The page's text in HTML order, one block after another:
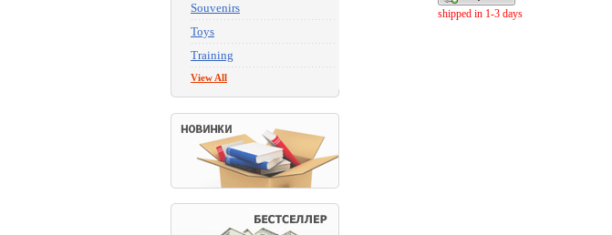
Souvenirs
Toys
Training
View All
shipped in 1-3 days